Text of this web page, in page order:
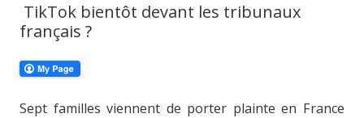
TikTok bientôt devant les tribunaux
français ?
Sept familles viennent de porter plainte en France